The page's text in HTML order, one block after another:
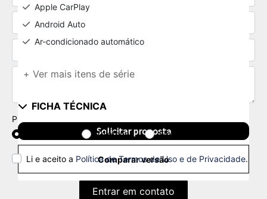
Preferência de contato:
Telefone Email
Li e aceito a Política de Termos de Uso e de Privacidade.
Entrar em contato
Apple CarPlay
Android Auto
Ar-condicionado automático
+ Ver mais itens de série
FICHA TÉCNICA
Solicitar proposta
Comparar versão